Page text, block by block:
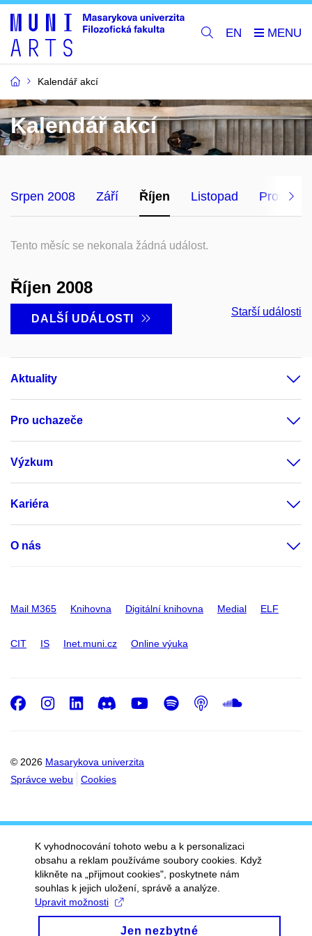
EN
Kalendář akcí
Kalendář akcí
Srpen 2008 Září Říjen Listopad Prosinec
Tento měsíc se nekonala žádná událost.
Říjen 2008
DALŠÍ UDÁLOSTI
Starší události
Aktuality
Pro uchazeče
Výzkum
Kariéra
O nás
Mail M365 Knihovna Digitální knihovna Medial ELF
CIT IS Inet.muni.cz Online výuka
© 2026 Masarykova univerzita
Správce webu
Cookies
Facebook
Instagram
LinkedIn
DiscordYoutube
Spotify
Podcast
K vyhodnocování tohoto webu a k personalizaci
obsahu a reklam používáme soubory cookies. Když
klikněte na „přijmout cookies", poskytnete nám
souhlas k jejich uložení, správě a analýze.
Upravit možnosti
Jen nezbytné